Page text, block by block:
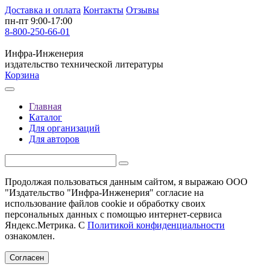
Доставка и оплата Контакты Отзывы
пн-пт 9:00-17:00
8-800-250-66-01
Инфра-Инженерия
издательство технической литературы
Корзина
Главная
Каталог
Для организаций
Для авторов
Продолжая пользоваться данным сайтом, я выражаю ООО
"Издательство "Инфра-Инженерия" согласие на
использование файлов cookie и обработку своих
персональных данных с помощью интернет-сервиса
Яндекс.Метрика. С Политикой конфиденциальности
ознакомлен.
Согласен